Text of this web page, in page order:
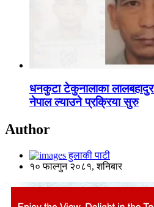
धनकुटा टेकुनालाका
नेपाल ल्याउने प्रक्रिया सुरु
Author
हुलाकी पाटी
१० फाल्गुन २०८१, शनिबार